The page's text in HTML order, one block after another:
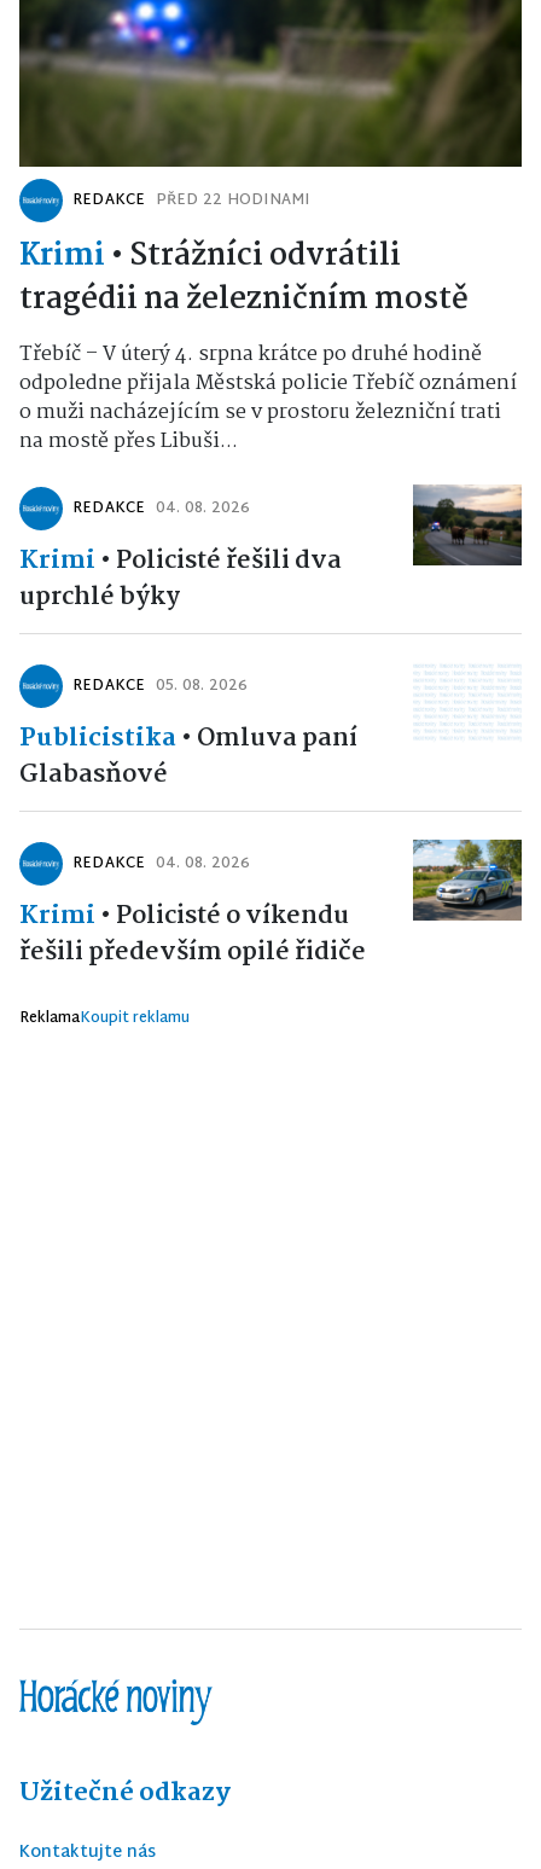
REDAKCE PŘED 22 HODINAMI
Krimi • Strážníci odvrátili
tragédii na železničním mostě
Třebíč – V úterý 4. srpna krátce po druhé hodině
odpoledne přijala Městská policie Třebíč oznámení
o muži nacházejícím se v prostoru železniční trati
na mostě přes Libuši...
REDAKCE 04. 08. 2026
Krimi • Policisté řešili dva
uprchlé býky
REDAKCE 05. 08. 2026
Publicistika• Omluva paní
Glabasňové
REDAKCE 04. 08. 2026
Krimi • Policisté o víkendu
řešili především opilé řidiče
ReklamaKoupit reklamu
Užitečné odkazy
Kontaktujte nás